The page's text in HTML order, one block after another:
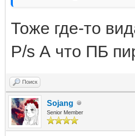
Тоже где-то
P/s А что ПБ
Поиск
Sojang
Senior Member